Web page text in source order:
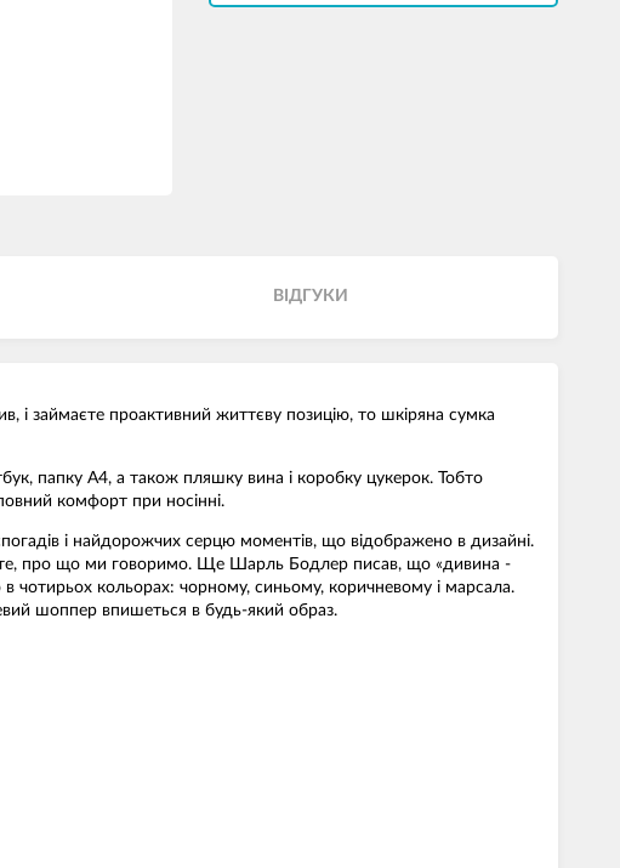
ВІДГУКИ
і займаєте проактивний життєву позицію, то шкіряна сумка
папку А4, а також пляшку вина і коробку цукерок. Тобто
комфорт при носінні.
і найдорожчих серцю моментів, що відображено в дизайні.
про що ми говоримо. Ще Шарль Бодлер писав, що «дивина -
чотирьох кольорах: чорному, синьому, коричневому і марсала.
шоппер впишеться в будь-який образ.